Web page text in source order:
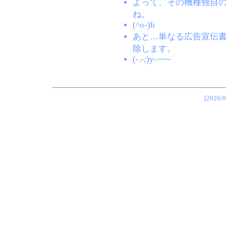
よって、その機種独自
ね。
(^o-)b
あと…単なる広告宣伝
除します。
(-.-;)y-~~~
[2026/